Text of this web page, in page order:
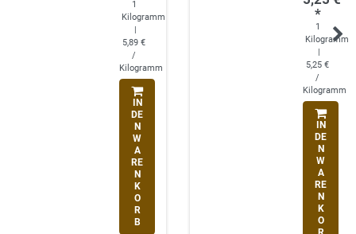
1
Kilogramm
5,89 €
/
Kilogramm
IN
DE
N
W
A
RE
N
K
O
R
B
*
1
Kilogramm
5,25 €
/
Kilogramm
IN
DE
N
W
A
RE
N
K
O